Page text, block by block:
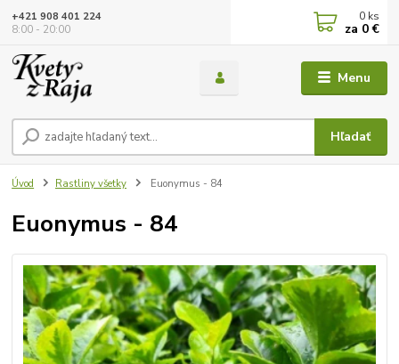
Menu
Hľadať
+421 908 401 224
8:00 - 20:00
0 ks
za 0 €
Úvod Rastliny všetky Euonymus - 84
Euonymus - 84